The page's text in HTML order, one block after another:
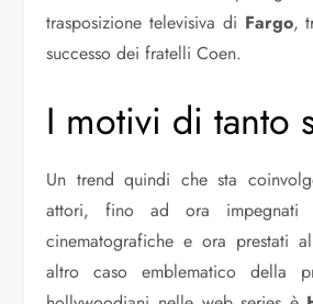
trasposizione televisiva di Fargo,
successo dei fratelli Coen.
I motivi di tanto
Un trend quindi che sta
attori, fino ad ora impegnati
cinematografiche e ora prestati
altro caso emblematico della